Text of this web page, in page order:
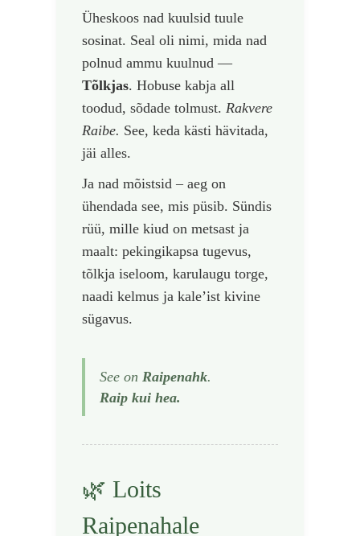
Üheskoos nad kuulsid tuule
sosinat. Seal oli nimi, mida nad
polnud ammu kuulnud —
Tõlkjas. Hobuse kabja all
toodud, sõdade tolmust. Rakvere
Raibe. See, keda kästi hävitada,
jäi alles.
Ja nad mõistsid – aeg on
ühendada see, mis püsib. Sündis
rüü, mille kiud on metsast ja
maalt: pekingikapsa tugevus,
tõlkja iseloom, karulaugu torge,
naadi kelmus ja kale’ist kivine
sügavus.
See on Raipenahk.
Raip kui hea.
🌿 Loits
Raipenahale